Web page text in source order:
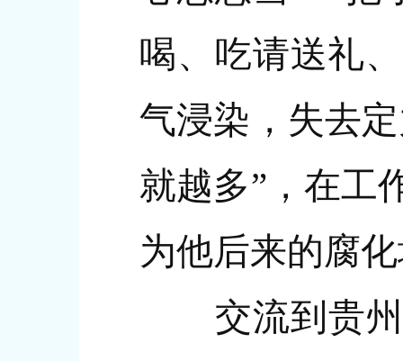
喝、吃请送礼
气浸染，失去
就越多”，在工
为他后来的腐
交流到贵州